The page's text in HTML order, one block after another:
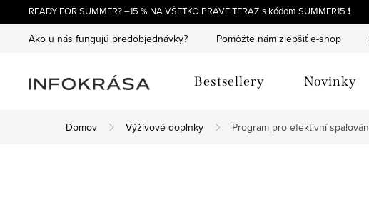
na
obsah
READY FOR SUMMER? –15 % NA VŠETKO PRÁVE TERAZ s kódom SUMMER15 ❗
Ako u nás fungujú predobjednávky? Pomôžte nám zlepšiť e-shop
Bestsellery Novinky
Domov Výživové doplnky Program pro efektivní